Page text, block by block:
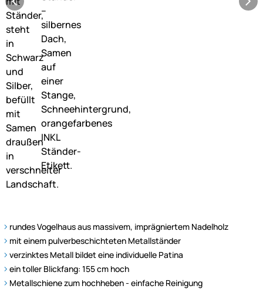
rundes Vogelhaus aus massivem, imprägniertem Nadelholz
mit einem pulverbeschichteten Metallständer
verzinktes Metall bildet eine individuelle Patina
ein toller Blickfang: 155 cm hoch
Metallschiene zum hochheben - einfache Reinigung